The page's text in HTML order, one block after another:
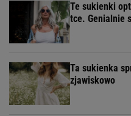
Te sukienki
tce. Genialnie
Ta sukienka
zjawiskowo